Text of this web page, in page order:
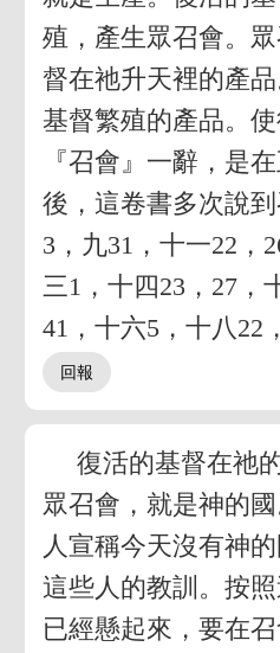
殖，產生眾召會。
督在祂升天裡的產
基督繁殖的產品。
『召會』一辭，是
後，這卷書多次說到
3，九31，十一22，
三1，十四23，27，
41，十六5，十八22
復活的基督在祂
眾召會，就是神的
人宣稱今天沒有神
這些人的教訓。按
已經懸起來，要在